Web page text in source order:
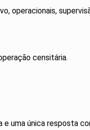
operacionais,
censitária.
uma única resposta